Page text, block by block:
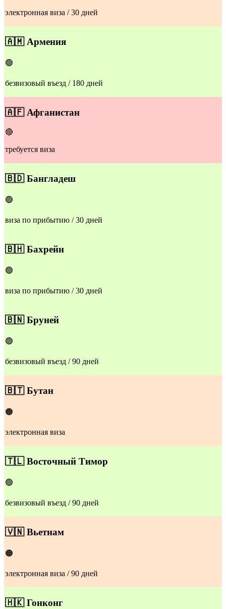
электронная виза / 30 дней
🇦🇲Армения
🟢
безвизовый въезд / 180 дней
🇦🇫Афганистан
🔴
требуется виза
🇧🇩Бангладеш
🟢
виза по прибытию / 30 дней
🇧🇭Бахрейн
🟢
виза по прибытию / 30 дней
🇧🇳Бруней
🟢
безвизовый въезд / 90 дней
🇧🇹Бутан
🟠
электронная виза
🇹🇱Восточный Тимор
🟢
безвизовый въезд / 90 дней
🇻🇳Вьетнам
🟠
электронная виза / 90 дней
🇭🇰Гонконг